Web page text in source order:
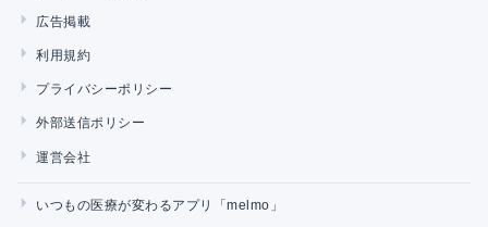
広告掲載
利用規約
プライバシーポリシー
外部送信ポリシー
運営会社
いつもの医療が変わるアプリ「melmo」